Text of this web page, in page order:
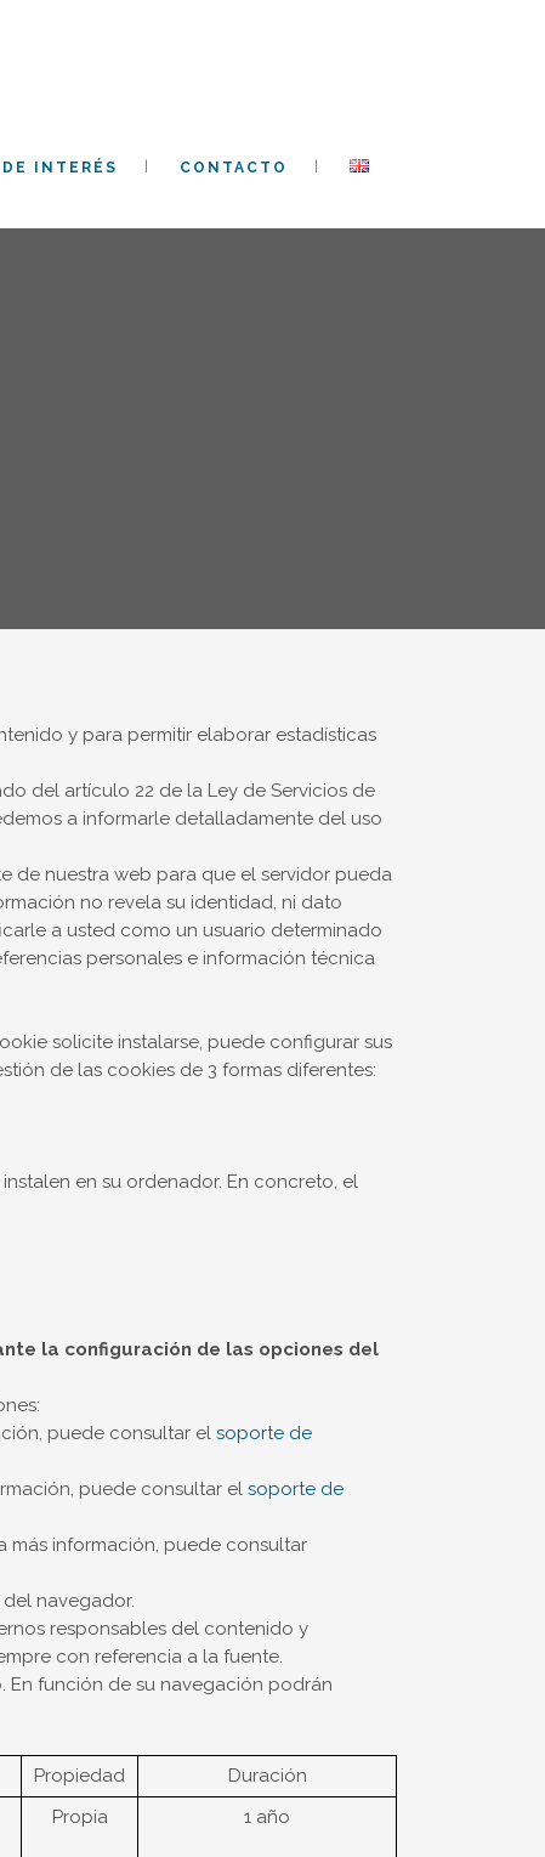
INTERÉS CONTACTO
y para permitir elaborar estadísticas
del artículo 22 de la Ley de Servicios de
a informarle detalladamente del uso
de nuestra web para que el servidor pueda
no revela su identidad, ni dato
a usted como un usuario determinado
personales e información técnica
solicite instalarse, puede configurar sus
de las cookies de 3 formas diferentes:
en su ordenador. En concreto, el
la configuración de las opciones del
puede consultar el soporte de
puede consultar el soporte de
más información, puede consultar
navegador.
responsables del contenido y
con referencia a la fuente.
En función de su navegación podrán
Propiedad
Duración
Propia 1 año